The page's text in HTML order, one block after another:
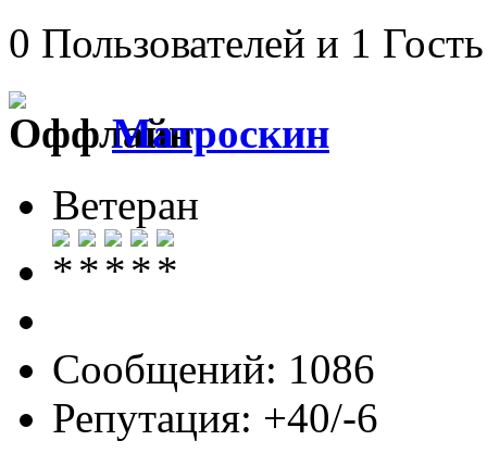
0 Пользователей и 1
Матроскин
Ветеран
Сообщений: 1086
Репутация: +40/-6